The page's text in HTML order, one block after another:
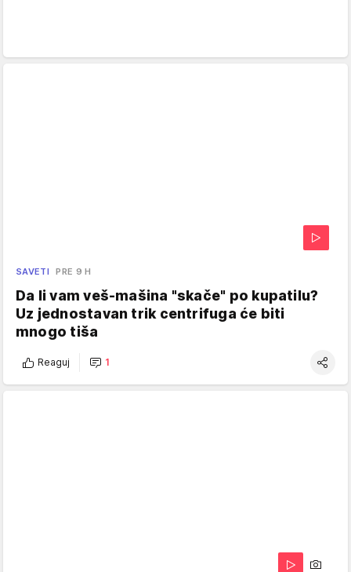
SAVETI PRE 9 H
Da li vam veš-mašina "skače" po kupatilu?
Uz jednostavan trik centrifuga će biti
mnogo tiša
Reaguj 1